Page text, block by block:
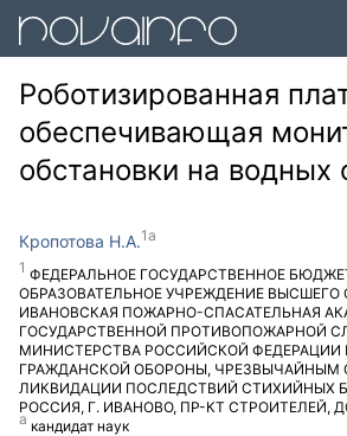
Роботизированная
обеспечивающая
обстановки на водных
Кропотова Н.А.
ФЕДЕРАЛЬНОЕ ГОСУДАРСТВЕННОЕ
ОБРАЗОВАТЕЛЬНОЕ УЧРЕЖДЕНИЕ ВЫСШЕГО
ИВАНОВСКАЯ ПОЖАРНО-СПАСАТЕЛЬНАЯ
ГОСУДАРСТВЕННОЙ ПРОТИВОПОЖАРНОЙ
МИНИСТЕРСТВА РОССИЙСКОЙ ФЕДЕРАЦИИ
ГРАЖДАНСКОЙ ОБОРОНЫ, ЧРЕЗВЫЧАЙНЫМ
ЛИКВИДАЦИИ ПОСЛЕДСТВИЙ СТИХИЙНЫХ
РОССИЯ, Г. ИВАНОВО, ПР-КТ СТРОИТЕЛЕЙ,
кандидат наук